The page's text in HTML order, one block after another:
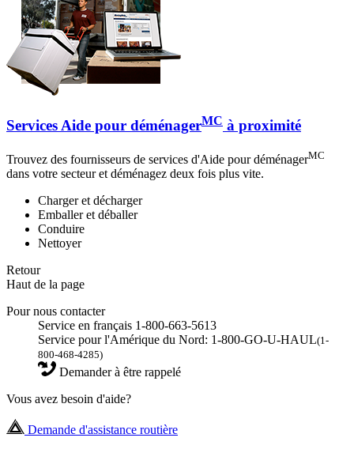
Services Aide pour déménagerMC à proximité
Trouvez des fournisseurs de services d'Aide pour déménagerMC
dans votre secteur et déménagez deux fois plus vite.
Charger et décharger
Emballer et déballer
Conduire
Nettoyer
Retour
Haut de la page
Pour nous contacter
Service en français 1-800-663-5613
Service pour l'Amérique du Nord: 1-800-GO-U-HAUL(1-
800-468-4285)
Demander à être rappelé
Vous avez besoin d'aide?
Demande d'assistance routière